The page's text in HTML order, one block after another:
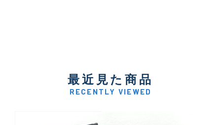
最近見た商品
RECENTLY VIEWED